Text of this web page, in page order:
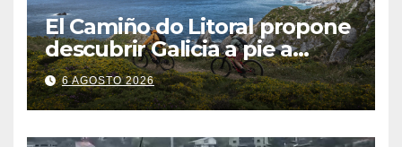
El Camiño do Litoral propone
descubrir Galicia a pie a
través de más de 1.300
kilómetros
6 AGOSTO 2026